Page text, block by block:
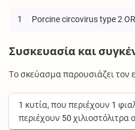
1 Porcine circovirus type 2
Συσκευασία και
Το σκεύασμα παρουσιάζει τον
1 κυτία, που περιέχουν 1
περιέχουν 50 χιλιοστόλιτρα